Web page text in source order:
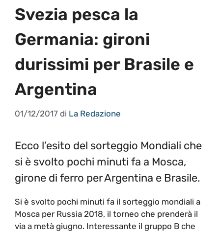
Svezia pesca la
Germania: gironi
durissimi per Brasile e
Argentina
01/12/2017 di La Redazione
Ecco l’esito del sorteggio Mondiali che
si è svolto pochi minuti fa a Mosca,
girone di ferro per Argentina e Brasile.
Si è svolto pochi minuti fa il sorteggio mondiali a
Mosca per Russia 2018, il torneo che prenderà il
via a metà giugno. Interessante il gruppo B che